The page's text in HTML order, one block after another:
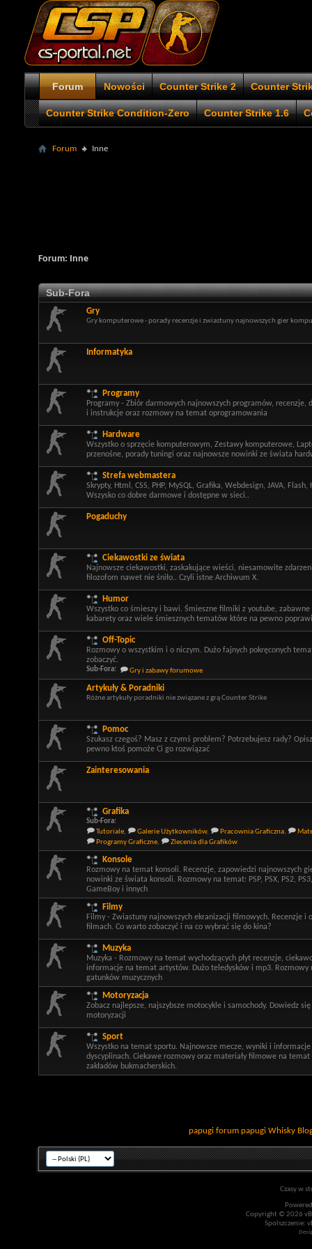
Forum Nowości Counter Strike 2 Counter
Counter Strike Condition-Zero Counter Strike 1.6
Forum Inne
Forum: Inne
Sub-Fora
Gry
Gry komputerowe - porady recenzje i zwiastuny najnowszych gier
Informatyka
Programy
Programy - Zbiór darmowych najnowszych programów, recenzje,
i instrukcje oraz rozmowy na temat oprogramowania
Hardware
Wszystko o sprzęcie komputerowym, Zestawy komputerowe,
przenośne, porady tuningi oraz najnowsze nowinki ze świata
Strefa webmastera
Skrypty, Html, CSS, PHP, MySQL, Grafika, Webdesign, JAVA, Flash,
Wszysko co dobre darmowe i dostępne w sieci..
Pogaduchy
Ciekawostki ze świata
Najnowsze ciekawostki, zaskakujące wieści, niesamowite
filozofom nawet nie śniło.. Czyli istne Archiwum X.
Humor
Wszystko co śmieszy i bawi. Śmieszne filmiki z youtube, zabawne
kabarety oraz wiele śmiesznych tematów które na pewno
Off-Topic
Rozmowy o wszystkim i o niczym. Dużo fajnych pokręconych
zobaczyć.
Sub-Fora: Gry i zabawy forumowe
Artykuły & Poradniki
Różne artykuły poradniki nie związane z grą Counter Strike
Pomoc
Szukasz czegoś? Masz z czymś problem? Potrzebujesz rady?
pewno ktoś pomoże Ci go rozwiązać
Zainteresowania
Grafika
Sub-Fora:
Tutoriale, Galerie Użytkowników, Pracownia Graficzna,
Programy Graficzne, Zlecenia dla Grafików
Konsole
Rozmowy na temat konsoli. Recenzje, zapowiedzi najnowszych
nowinki ze świata konsoli. Rozmowy na temat: PSP, PSX, PS2,
GameBoy i innych
Filmy
Filmy - Zwiastuny najnowszych ekranizacji filmowych. Recenzje i
filmach. Co warto zobaczyć i na co wybrać się do kina?
Muzyka
Muzyka - Rozmowy na temat wychodzących płyt recenzje,
informacje na temat artystów. Dużo teledysków i mp3. Rozmowy
gatunków muzycznych
Motoryzacja
Zobacz najlepsze, najszybsze motocykle i samochody. Dowiedz
motoryzacji
Sport
Wszystko na temat sportu. Najnowsze mecze, wyniki i
dyscyplinach. Ciekawe rozmowy oraz materiały filmowe na temat
zakładów bukmacherskich.
papugi forum papugi Whisky
Czasy w
Copyright © 2026
Spolszczenie: